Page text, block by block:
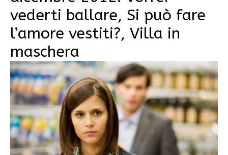
vederti ballare, Si può fare
l’amore vestiti?, Villa in
maschera